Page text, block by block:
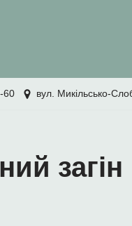
60 вул. Микільсько-
загін